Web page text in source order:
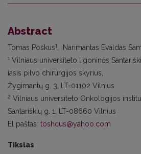
Abstract
Tomas Poškus1 , Narimantas Evaldas
1 Vilniaus universiteto ligoninės
iasis pilvo chirurgijos skyrius,
Žygimantų g. 3, LT-01102 Vilnius
2 Vilniaus universiteto Onkologijos
Santariškių g. 1, LT-08660 Vilnius
El paštas: toshcus@yahoo.com
Tikslas